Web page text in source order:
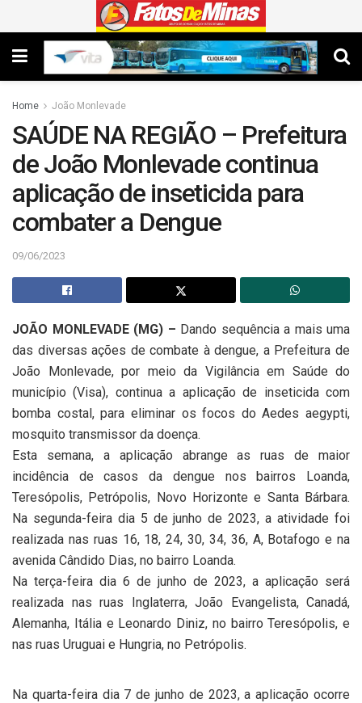
Home João Monlevade
SAÚDE NA REGIÃO – Prefeitura
de João Monlevade continua
aplicação de inseticida para
combater a Dengue
09/06/2023
JOÃO MONLEVADE (MG) – Dando sequência a mais uma
das diversas ações de combate à dengue, a Prefeitura de
João Monlevade, por meio da Vigilância em Saúde do
município (Visa), continua a aplicação de inseticida com
bomba costal, para eliminar os focos do Aedes aegypti,
mosquito transmissor da doença.
Esta semana, a aplicação abrange as ruas de maior
incidência de casos da dengue nos bairros Loanda,
Teresópolis, Petrópolis, Novo Horizonte e Santa Bárbara.
Na segunda-feira dia 5 de junho de 2023, a atividade foi
realizada nas ruas 16, 18, 24, 30, 34, 36, A, Botafogo e na
avenida Cândido Dias, no bairro Loanda.
Na terça-feira dia 6 de junho de 2023, a aplicação será
realizada nas ruas Inglaterra, João Evangelista, Canadá,
Alemanha, Itália e Leonardo Diniz, no bairro Teresópolis, e
nas ruas Uruguai e Hungria, no Petrópolis.
Na quarta-feira dia 7 de junho de 2023, a aplicação ocorre